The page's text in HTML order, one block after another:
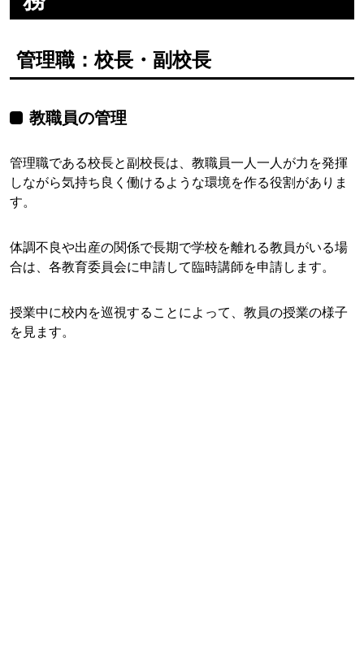
管理職：校長・副校長
教職員の管理
管理職である校長と副校長は、教職員一人一人が力を発揮
しながら気持ち良く働けるような環境を作る役割がありま
す。
体調不良や出産の関係で長期で学校を離れる教員がいる場
合は、各教育委員会に申請して臨時講師を申請します。
授業中に校内を巡視することによって、教員の授業の様子
を見ます。